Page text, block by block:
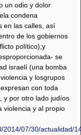
un odio y dolor
condena
en las calles, así
de los gobiernos
político);y
se
israelí (una bomba
y losgrupos
con toda
y por otro lado judíos
violencia y al propio
07/30/actualidad/